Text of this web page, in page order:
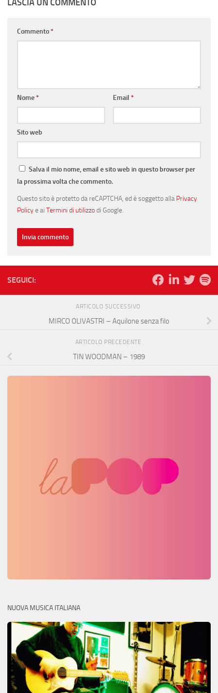
LASCIA UN COMMENTO
Commento*
Nome* Email *
Sito web
Salva il mio nome, email e sito web in questo browser per
la prossima volta che commento.
Questo sito è protetto da reCAPTCHA, ed è soggetto alla Privacy
Policye ai Termini di utilizzodi Google.
SEGUICI:
ARTICOLO SUCCESSIVO
MIRCO OLIVASTRI – Aquilone senza filo
ARTICOLO PRECEDENTE
TIN WOODMAN – 1989
NUOVA MUSICA ITALIANA